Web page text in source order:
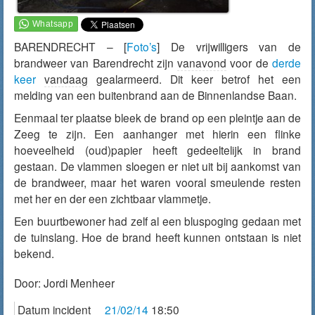
BARENDRECHT – [Foto’s] De vrijwilligers van de
brandweer van Barendrecht zijnvanavond voor dederde
keer vandaag gealarmeerd. Dit keer betrof het een
melding van een buitenbrand aan de Binnenlandse Baan.
Eenmaal ter plaatse bleek de brand op een pleintje aan de
Zeeg te zijn. Een aanhanger met hierin een flinke
hoeveelheid (oud)papier heeft gedeeltelijk in brand
gestaan. De vlammen sloegen er niet uit bij aankomst van
de brandweer, maar het waren vooral smeulende resten
met her en der een zichtbaar vlammetje.
Een buurtbewoner had zelf al een bluspoging gedaan met
de tuinslang. Hoe de brand heeft kunnen ontstaan is niet
bekend.
Door: Jordi Menheer
Datum incident
21/02/14 18:50